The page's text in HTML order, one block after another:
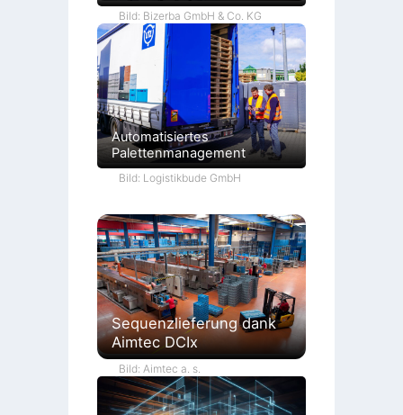
Bild: Bizerba GmbH & Co. KG
Automatisiertes
Palettenmanagement
Bild: Logistikbude GmbH
Sequenzlieferung dank
Aimtec DCIx
Bild: Aimtec a. s.